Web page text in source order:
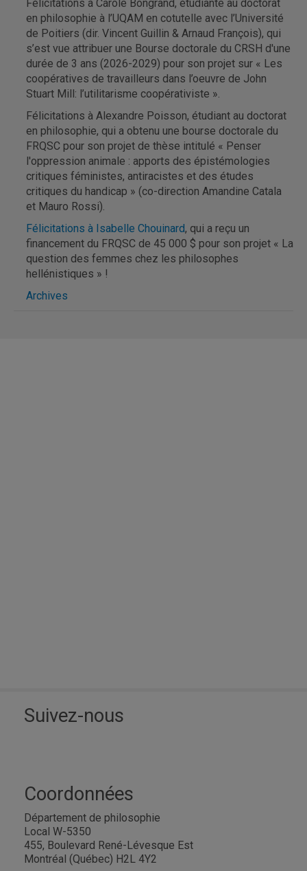
Félicitations à Carole Bongrand, étudiante au doctorat
en philosophie à l’UQAM en cotutelle avec l’Université
de Poitiers (dir. Vincent Guillin & Arnaud François), qui
s’est vue attribuer une Bourse doctorale du CRSH d'une
durée de 3 ans (2026-2029) pour son projet sur « Les
coopératives de travailleurs dans l’oeuvre de John
Stuart Mill: l’utilitarisme coopérativiste ».
Félicitations à Alexandre Poisson, étudiant au doctorat
en philosophie, qui a obtenu une bourse doctorale du
FRQSC pour son projet de thèse intitulé « Penser
l'oppression animale : apports des épistémologies
critiques féministes, antiracistes et des études
critiques du handicap » (co-direction Amandine Catala
et Mauro Rossi).
Félicitations à Isabelle Chouinard, qui a reçu un
financement du FRQSC de 45 000 $ pour son projet « La
question des femmes chez les philosophes
hellénistiques » !
Archives
Suivez-nous
Coordonnées
Département de philosophie
Local W-5350
455, Boulevard René-Lévesque Est
Montréal (Québec) H2L 4Y2